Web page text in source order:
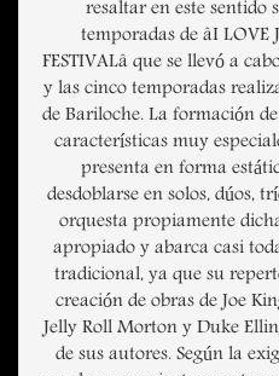
resaltar en este sentido
temporadas de âI
FESTIVALâ que se llevó a
y las cinco temporadas
de Bariloche. La formación
características muy
presenta en forma
desdoblarse en solos, dúos,
orquesta propiamente
apropiado y abarca casi
tradicional, ya que su
creación de obras de Joe
Jelly Roll Morton y Duke
de sus autores. Según la